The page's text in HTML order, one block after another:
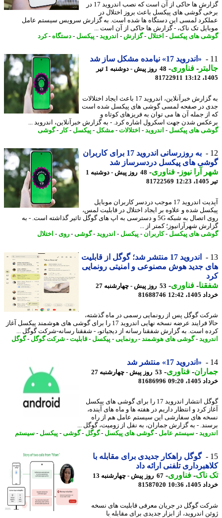
گزارش ها حاکی از آن است که نصب اندروید 17 در
گوشی های پیکسل باعث بروز اختلال در
لمسی این دستگاه ها شده است. به گزارش سرویس سیستم عامل
تک ناک، - گزارش ها حاکی از آن است ...
های پیکسل-اختلال-گزارش -اندروید-پیکسل-دستگاه-کرد
«اندروید 17» نیامده مشکل ساز شد
-فناوری-
48 روز پیش - دوشنبه 1 تیر
81722911
به گزارش خبرآنلاین، اندروید 17 باعث ایجاد اختلالات
در صفحه لمسی گوشی های پیکسل شده است
جمله آن ها می توان به فریزهای کوتاه و
شدن جهت اسکرول اشاره کرد. - به گزارش خبرآنلاین، اندروید ...
های پیکسل-اندروید-اختلالات-مشکل-پیکسل-کار -گوشی
به روزرسانی اندروید 17 برای کاربران
های پیکسل دردسرساز شد
آرا نیوز-فناوری-
48 روز پیش - دوشنبه 1
81722569
آپدیت اندروید 17 موجب دردسر کاربران موبایل
شده و علاوه بر ایجاد اختلال در قابلیت لمس،
روی اتصال به شبکه 5G و دسترسی به اپ های گوگل تاثیر گذاشته است. - به
شهرآرانیوز؛ کمتر از ...
های پیکسل-کاربران - پیکسل-اندروید-گوشی-روی -اختلال
اندروید 17 منتشر شد؛ گوگل از قابلیت
جدید هوش مصنوعی و امنیتی رونمایی
-فناوری-
53 روز پیش - چهارشنبه 27
12:42
81688746
گوگل پس از رونمایی رسمی در ماه گذشته،
حالا فرایند عرضه نسخه نهایی اندروید 17 را برای گوشی های هوشمند پیکسل آغاز
است. به گزارش شفقنا رسانه از دیجیاتو، - شفقنا رسانه-شرکت گوگل ...
-گوشی های هوشمند-رونمایی-پیکسل-قابلیت-شرکت گوگل-گوگل
«اندروید 17» منتشر شد
- فناوری-
53 روز پیش - چهارشنبه 27
09:20
81686996
گوگل انتشار اندروید 17 را برای گوشی های پیکسل
کرد و انتظار داریم در هفته ها و ماه های آینده،
های سفارشی این سیستم عامل هم از راه
- به گزارش جماران، به نقل از زومیت، گوگل ...
-سیستم عامل-گوشی های پیکسل-گوگل-گوشی-پیکسل-سیستم
گوگل راهکار جدیدی برای مقابله با
تلفنی ارائه داد
-فناوری-
67 روز پیش - چهارشنبه 13
10:36
81587020
گوگل در جریان معرفی قابلیت های نسخه
اندروید، از ابزار جدیدی برای مقابله با